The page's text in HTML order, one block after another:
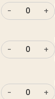
- +
- +
- +